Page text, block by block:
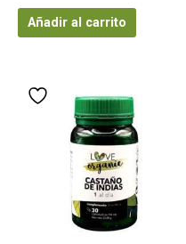
Añadir al carrito